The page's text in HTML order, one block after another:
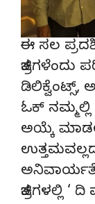
ಈ ಸಲ
ಓಕ್
ಅಯ್ಕೆ
ಉತ್ತಮವಲ್ಲದ
ಚಿತ್ರಗಳಲ್ಲಿ